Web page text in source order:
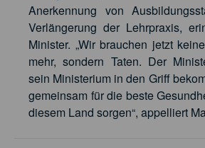
Anerkennung von
Verlängerung der Lehrpraxis,
Minister. „Wir brauchen jetzt
mehr, sondern Taten. Der
sein Ministerium in den Griff
gemeinsam für die beste
diesem Land sorgen“, appelliert